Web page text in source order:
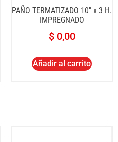
PAÑO TERMATIZADO 10″ x 3 H.
IMPREGNADO
$0,00
Añadir al carrito